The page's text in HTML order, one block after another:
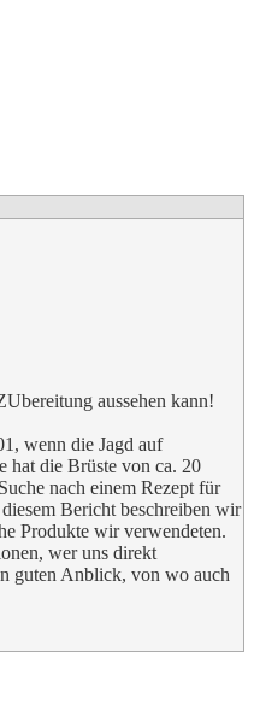
aussehen kann!
wenn die Jagd auf
hat die Brüste von ca. 20
nach einem Rezept für
Bericht beschreiben wir
Produkte wir verwendeten.
wer uns direkt
guten Anblick, von wo auch